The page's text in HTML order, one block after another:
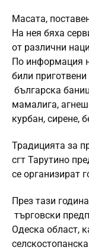
Масата,
На нея бяха
от различни
По информация
били
българска
мамалига,
курбан, сирене,
Традицията за
сгт Тарутино
се организират
През тази
търговски
Одеска област,